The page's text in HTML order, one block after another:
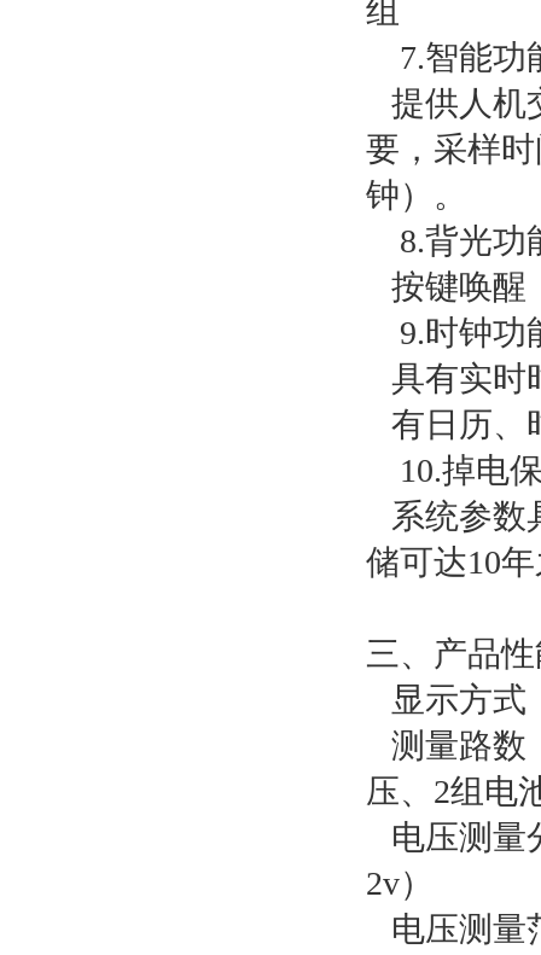
组
7.智能功
提供人机
要，采样
钟）。
8.背光功
按键唤醒
9.时钟功
具有实时
有日历、
10.掉电
系统参数
储可达10
三、产品
显示方式
测量路数
压、2组电
电压测量
2v）
电压测量